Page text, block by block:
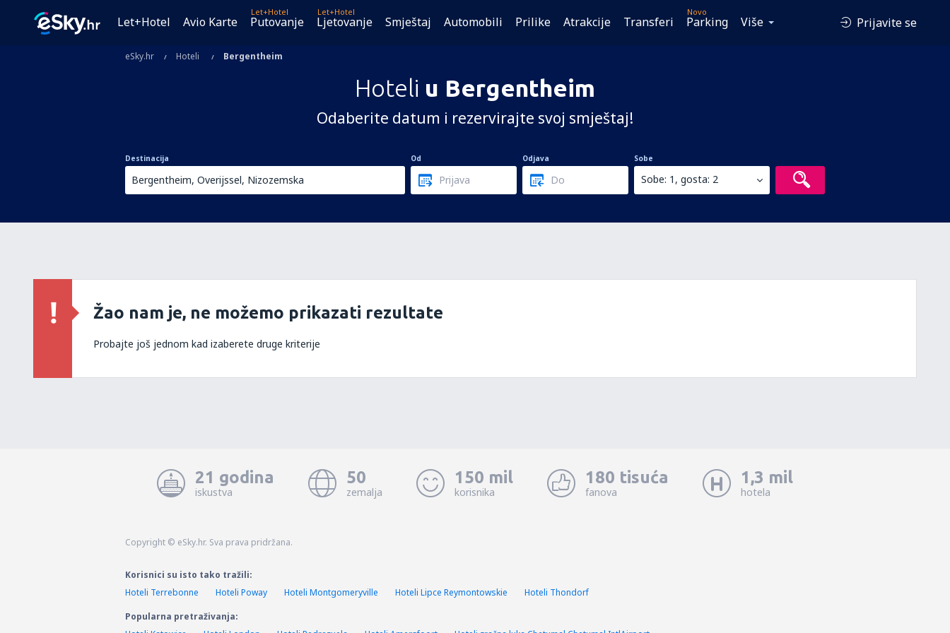
Let+Hotel Avio Karte
Let+Hotel
Putovanje
Let+Hotel
Ljetovanje Smještaj Automobili Prilike Atrakcije Transferi
Novo
Parking Više Prijavite se
eSky.hr Hoteli Bergentheim
Hoteli u Bergentheim
Odaberite datum i rezervirajte svoj smještaj!
Destinacija Od Odjava Sobe
Sobe: 1, gosta: 2
Žao nam je, ne možemo prikazati rezultate
Probajte još jednom kad izaberete druge kriterije
21 godina
iskustva
50
zemalja
150 mil
korisnika
180 tisuća
fanova
1,3 mil
hotela
Copyright © eSky.hr. Sva prava pridržana.
Korisnici su isto tako tražili:
Hoteli Terrebonne
Hoteli Poway Hoteli Montgomeryville Hoteli Lipce Reymontowskie
Hoteli Thondorf
Popularna pretraživanja: